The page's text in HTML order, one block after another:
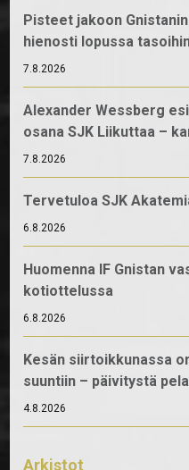
Pisteet jakoon
hienosti lopussa
7.8.2026
Alexander Wessberg
osana SJK Liikuttaa –
7.8.2026
Tervetuloa SJK
6.8.2026
Huomenna IF Gnistan
kotiottelussa
6.8.2026
Kesän siirtoikkunassa
suuntiin – päivitystä
4.8.2026
Arkistot